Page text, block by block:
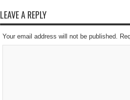
LEAVE A REPLY
Your email address will not be published.